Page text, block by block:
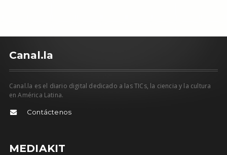
Canal.la
Canal.la es el diario digital dedicado a las TICs, la ciencia y la cultura
en América Latina.
Contáctenos
MEDIAKIT